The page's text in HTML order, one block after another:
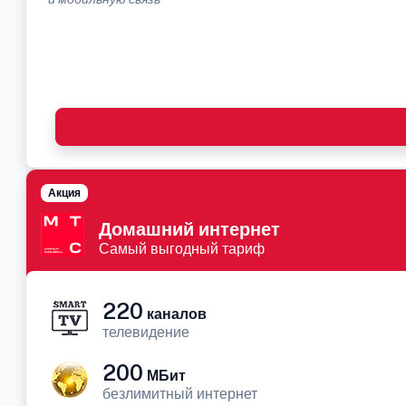
Домашний интернет
Самый выгодный тариф
Акция
220 каналов
телевидение
200 МБит
безлимитный интернет